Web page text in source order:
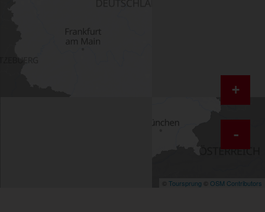
+
-
© Toursprung © OSM Contributors